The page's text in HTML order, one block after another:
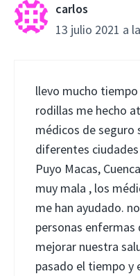
carlos
13 julio 2021 a
llevo mucho
rodillas me hecho
médicos de seguro
diferentes
Puyo Macas,
muy mala , los
me han ayudado.
personas
mejorar nuestra
pasado el tiempo y